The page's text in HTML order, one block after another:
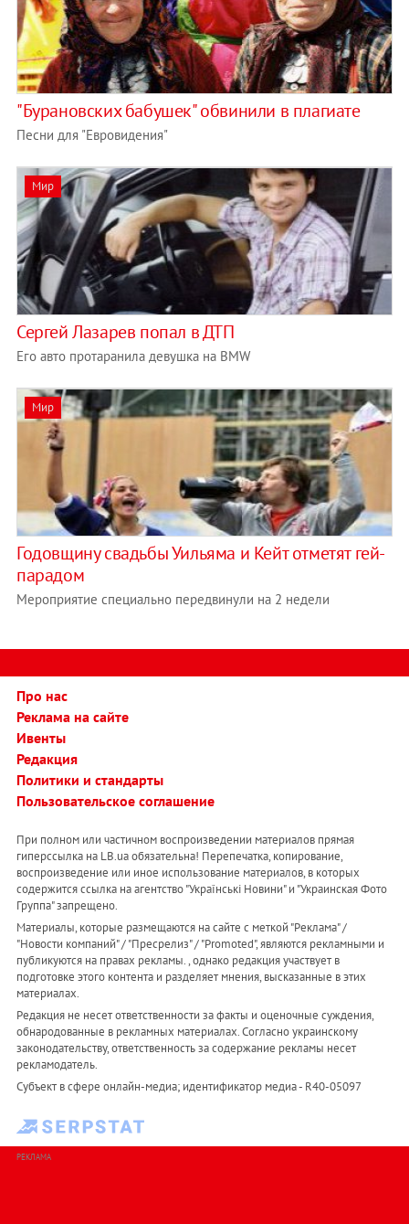
"Бурановских бабушек" обвинили в плагиате
Песни для "Евровидения"
Мир
Сергей Лазарев попал в ДТП
Его авто протаранила девушка на BMW
Мир
Годовщину свадьбы Уильяма и Кейт отметят гей-
парадом
Мероприятие специально передвинули на 2 недели
Про нас
Реклама на сайте
Ивенты
Редакция
Политики и стандарты
Пользовательское соглашение
При полном или частичном воспроизведении материалов прямая
гиперссылка на LB.ua обязательна! Перепечатка, копирование,
воспроизведение или иное использование материалов, в которых
содержится ссылка на агентство "Українськi Новини" и "Украинская Фото
Группа" запрещено.
Материалы, которые размещаются на сайте с меткой "Реклама" /
"Новости компаний" / "Пресрелиз" / "Promoted", являются рекламными и
публикуются на правах рекламы. , однако редакция участвует в
подготовке этого контента и разделяет мнения, высказанные в этих
материалах.
Редакция не несет ответственности за факты и оценочные суждения,
обнародованные в рекламных материалах. Согласно украинскому
законодательству, ответственность за содержание рекламы несет
рекламодатель.
Субъект в сфере онлайн-медиа; идентификатор медиа - R40-05097
РЕКЛАМА